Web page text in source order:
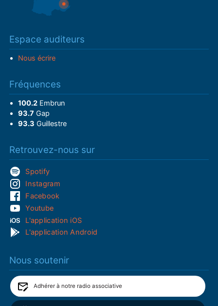
Espace auditeurs
Nous écrire
Fréquences
100.2Embrun
93.7 Gap
93.3 Guillestre
Retrouvez-nous sur
Spotify
Instagram
Facebook
Youtube
L'application iOS
L'application Android
Nous soutenir
Adhérer à notre radio associative